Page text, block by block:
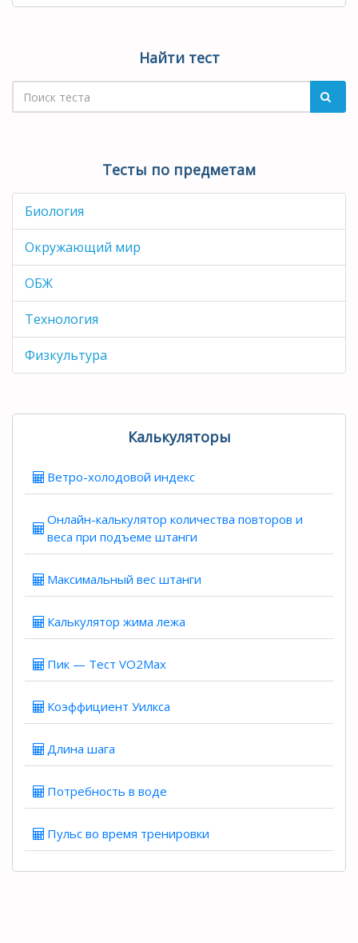
Найти тест
Тесты по предметам
Биология
Окружающий мир
ОБЖ
Технология
Физкультура
Калькуляторы
Ветро-холодовой индекс
Онлайн-калькулятор количества повторов и
веса при подъеме штанги
Максимальный вес штанги
Калькулятор жима лежа
Пик — Тест VO2Max
Коэффициент Уилкса
Длина шага
Потребность в воде
Пульс во время тренировки